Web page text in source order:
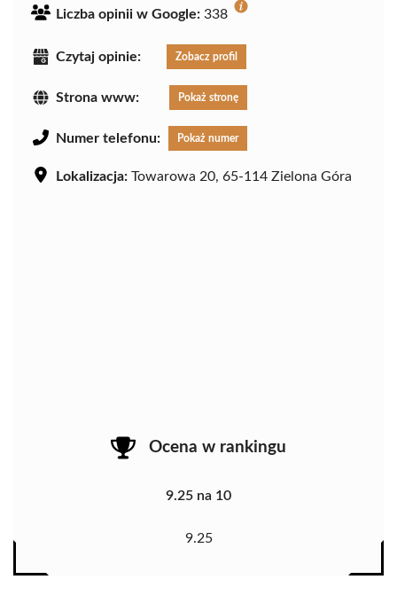
Liczba opinii w Google: 338
Czytaj opinie: Zobacz profil
Strona www: Pokaż stronę
Numer telefonu: Pokaż numer
Lokalizacja: Towarowa 20, 65-114 Zielona Góra
Ocena w rankingu
9.25 na 10
9.25